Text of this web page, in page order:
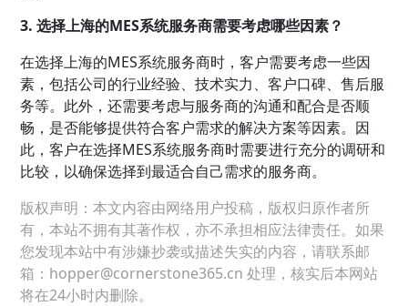
3. 选择上海的MES系统服务商需要考虑哪些因素？
在选择上海的MES系统服务商时，客户需要考虑一些因
素，包括公司的行业经验、技术实力、客户口碑、售后服
务等。此外，还需要考虑与服务商的沟通和配合是否顺
畅，是否能够提供符合客户需求的解决方案等因素。因
此，客户在选择MES系统服务商时需要进行充分的调研和
比较，以确保选择到最适合自己需求的服务商。
版权声明：本文内容由网络用户投稿，版权归原作者所
有，本站不拥有其著作权，亦不承担相应法律责任。如果
您发现本站中有涉嫌抄袭或描述失实的内容，请联系邮
箱：hopper@cornerstone365.cn 处理，核实后本网站
将在24小时内删除。